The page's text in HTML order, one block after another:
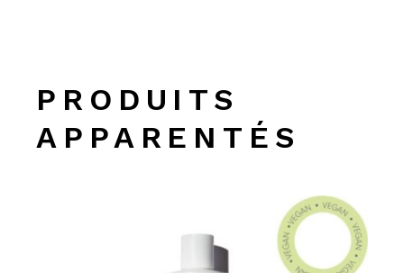
PRODUITS
APPARENTÉS